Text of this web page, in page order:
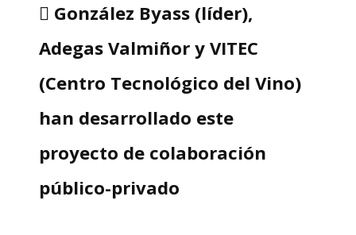
 González Byass (líder),
Adegas Valmiñor y VITEC
(Centro Tecnológico del Vino)
han desarrollado este
proyecto de colaboración
público-privado